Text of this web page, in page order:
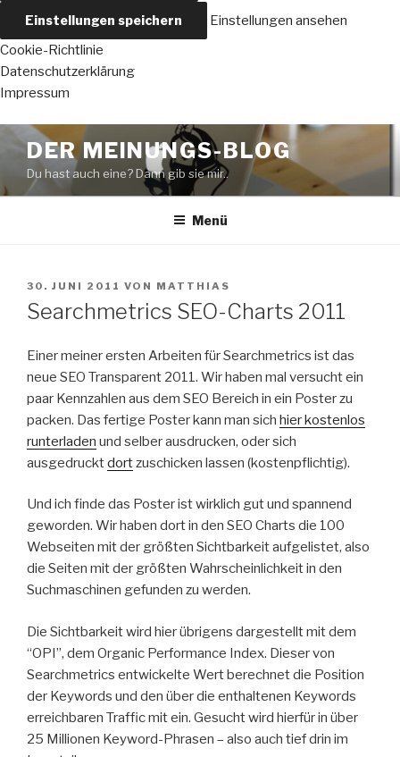
Einstellungen speichern
Einstellungen ansehen
Cookie-Richtlinie
Datenschutzerklärung
Impressum
Zum
Inhalt
springen
DER MEINUNGS-BLOG
Du hast auch eine? Dann gib sie mir..
Menü
VERÖFFENTLICHT
AM
30. JUNI 2011 VON MATTHIAS
Searchmetrics SEO-Charts 2011
Einer meiner ersten Arbeiten für Searchmetrics ist das
neue SEO Transparent 2011. Wir haben mal versucht ein
paar Kennzahlen aus dem SEO Bereich in ein Poster zu
packen. Das fertige Poster kann man sich hier kostenlos
runterladen und selber ausdrucken, oder sich
ausgedrucktdortzuschicken lassen (kostenpflichtig).
Und ich finde das Poster ist wirklich gut und spannend
geworden. Wir haben dort in den SEO Charts die 100
Webseiten mit der größten Sichtbarkeit aufgelistet, also
die Seiten mit der größten Wahrscheinlichkeit in den
Suchmaschinen gefunden zu werden.
Die Sichtbarkeit wird hier übrigens dargestellt mit dem
“OPI”, dem Organic Performance Index. Dieser von
Searchmetrics entwickelte Wert berechnet die Position
der Keywords und den über die enthaltenen Keywords
erreichbaren Traffic mit ein. Gesucht wird hierfür in über
25 Millionen Keyword-Phrasen – also auch tief drin im